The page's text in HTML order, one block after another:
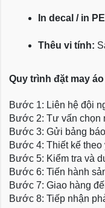
In decal / in
Thêu vi tính:
Quy trình đặt may
Bước 1: Liên hệ đội
Bước 2: Tư vấn chọn
Bước 3: Gửi bảng
Bước 4: Thiết kế theo
Bước 5: Kiểm tra và
Bước 6: Tiến hành
Bước 7: Giao hàng
Bước 8: Tiếp nhận